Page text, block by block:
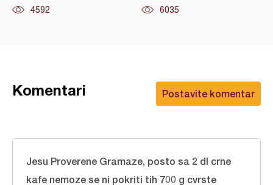
4592 6035
Postavite komentar
Komentari
Jesu Proverene Gramaze, posto sa 2 dl crne
kafe nemoze se ni pokriti tih 700 g cvrste